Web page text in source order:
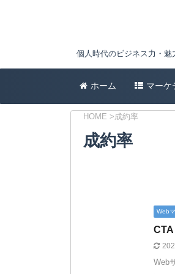
個人時代のビジネス力・魅
ホーム マーケ
HOME >成約率
成約率
Web
Web